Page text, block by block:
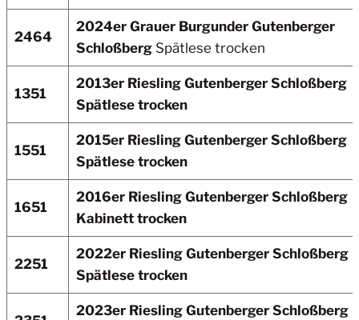
2464
2024er Grauer Burgunder Gutenberger
Schloßberg Spätlese trocken
1351
2013er Riesling Gutenberger Schloßberg
Spätlese trocken
1551
2015er Riesling Gutenberger Schloßberg
Spätlese trocken
1651
2016er Riesling Gutenberger Schloßberg
Kabinett trocken
2251
2022er Riesling Gutenberger Schloßberg
Spätlese trocken
2023er Riesling Gutenberger Schloßberg